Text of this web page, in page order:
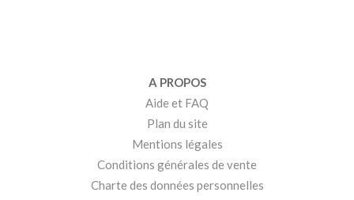
A PROPOS
Aide et FAQ
Plan du site
Mentions légales
Conditions générales de vente
Charte des données personnelles